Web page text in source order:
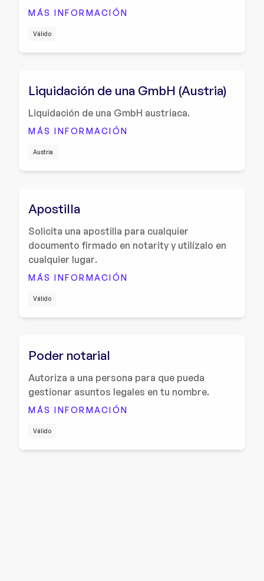
Válido
MÁS INFORMACIÓN
Austria
Liquidación de una GmbH (Austria)
Liquidación de una GmbH austriaca.
MÁS INFORMACIÓN
Válido
Apostilla
Solicita una apostilla para cualquier
documento firmado en notarity y utilízalo en
cualquier lugar.
MÁS INFORMACIÓN
Válido
Poder notarial
Autoriza a una persona para que pueda
gestionar asuntos legales en tu nombre.
MÁS INFORMACIÓN